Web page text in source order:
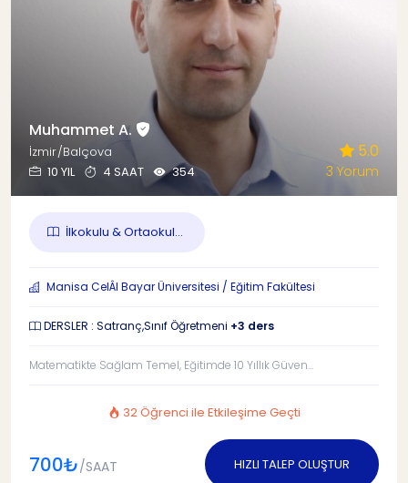
Muhammet A.
İzmir/Balçova
10 YIL
4 SAAT 354
5.0
3 Yorum
İlkokulu & Ortaokul...
Manisa CelÂl Bayar Üniversitesi / Eğitim Fakültesi
DERSLER : Satranç,Sınıf Öğretmeni +3 ders
Matematikte Sağlam Temel, Eğitimde 10 Yıllık Güven...
32 Öğrenci ile Etkileşime Geçti
700₺/SAAT HIZLI TALEP OLUŞTUR